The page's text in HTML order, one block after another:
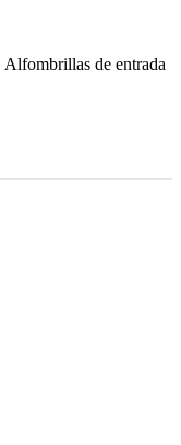
Alfombrillas de entrada